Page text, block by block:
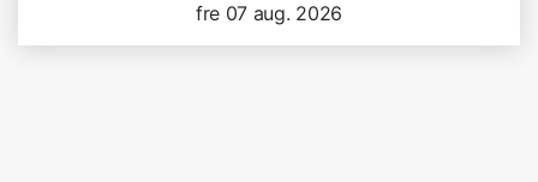
fre 07 aug. 2026